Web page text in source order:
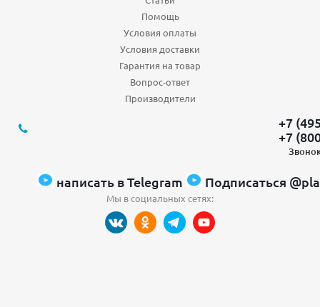
Помощь
Условия оплаты
Условия доставки
Гарантия на товар
Вопрос-ответ
Производители
+7
+7
написать в Telegram Подписаться
Мы в социальных сетях: